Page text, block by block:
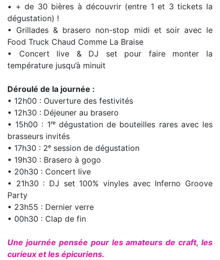
• + de 30 bières à découvrir (entre 1 et 3 tickets la
dégustation) !
• Grillades & brasero non-stop midi et soir avec le
Food Truck Chaud Comme La Braise
• Concert live & DJ set pour faire monter la
température jusqu’à minuit
Déroulé de la journée :
• 12h00 : Ouverture des festivités
• 12h30 : Déjeuner au brasero
• 15h00 : 1ʳᵉ dégustation de bouteilles rares avec les
brasseurs invités
• 17h30 : 2ᵉ session de dégustation
• 19h30 : Brasero à gogo
• 20h30 : Concert live
• 21h30 : DJ set 100% vinyles avec Inferno Groove
Party
• 23h55 : Dernier verre
• 00h30 : Clap de fin
Une journée pensée pour les amateurs de craft, les
curieux et les épicuriens.